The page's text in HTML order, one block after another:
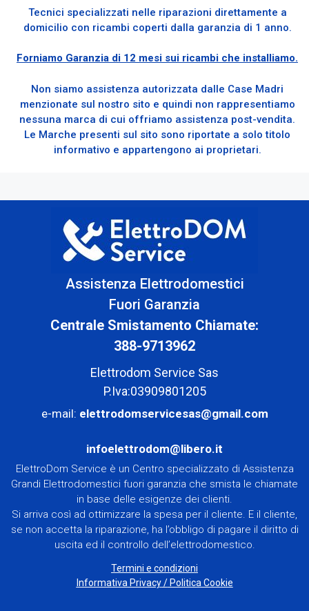
Tecnici specializzati nelle riparazioni direttamente a
domicilio con ricambi coperti dalla garanzia di 1 anno.
Forniamo Garanzia di 12 mesi sui ricambi che installiamo.
Non siamo assistenza autorizzata dalle Case Madri
menzionate sul nostro sito e quindi non rappresentiamo
nessuna marca di cui offriamo assistenza post-vendita.
Le Marche presenti sul sito sono riportate a solo titolo
informativo e appartengono ai proprietari.
Assistenza Elettrodomestici
Fuori Garanzia
Centrale Smistamento Chiamate:
388-9713962
Elettrodom Service Sas
P.Iva:03909801205
e-mail: elettrodomservicesas@gmail.com
infoelettrodom@libero.it
ElettroDom Service è un Centro specializzato di Assistenza
Grandi Elettrodomestici fuori garanzia che smista le chiamate
in base delle esigenze dei clienti.
Si arriva così ad ottimizzare la spesa per il cliente. E il cliente,
se non accetta la riparazione, ha l’obbligo di pagare il diritto di
uscita ed il controllo dell’elettrodomestico.
Termini e condizioni
Informativa Privacy/Politica Cookie